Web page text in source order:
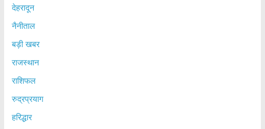
देहरादून
नैनीताल
बड़ी खबर
राजस्थान
राशिफल
रुद्रप्रयाग
हरिद्धार